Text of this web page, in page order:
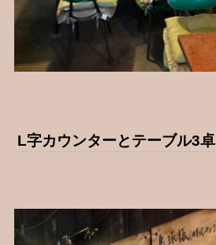
L字カウンターとテーブル3卓